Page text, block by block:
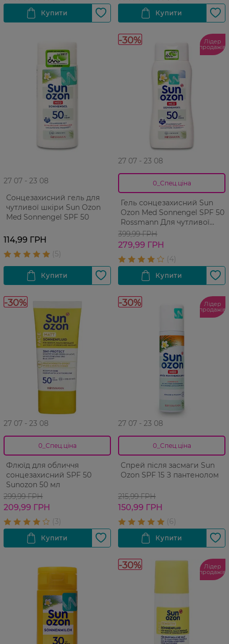
27 07 - 23 08
Сонцезахисний гель для
чутливої шкіри Sun Ozon
Med Sonnengel SPF 50
114,99 ГРН
-30% Лідер
продажів
27 07 - 23 08
0_Спец.ціна
Гель сонцезахисний Sun
Ozon Med Sonnengel SPF 50
Rossmann Для чутливої
шкіри
399,99 ГРН
279,99 ГРН
-30%
27 07 - 23 08
0_Спец.ціна
Флюїд для обличчя
сонцезахисний SPF 50
Sunozon 50 мл
299,99 ГРН
209,99 ГРН
-30% Лідер
продажів
27 07 - 23 08
0_Спец.ціна
Спрей після засмаги Sun
Ozon SPF 15 З пантенолом
215,99 ГРН
150,99 ГРН
-30% Лідер
продажів